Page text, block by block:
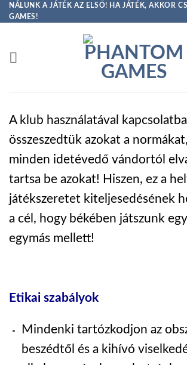
Skip
to
NÁLUNK A JÁTÉK AZ ELSŐ! HA JÁTÉK, AKKOR
GAMES!
A klub használatával
összeszedtük azokat a
minden idetévedő vándortól
tartsa be azokat! Hiszen, ez a
játékszeretet kiteljesedésének
a cél, hogy békében játszunk
egymás mellett!
Etikai szabályok
Mindenki tartózkodjon az
beszédtől és a kihívó